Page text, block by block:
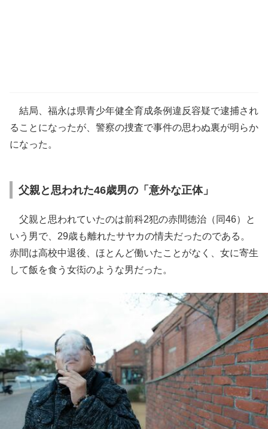
結局、福永は県青少年健全育成条例違反容疑で逮捕され
ることになったが、警察の捜査で事件の思わぬ裏が明らか
になった。
父親と思われた46歳男の「意外な正体」
父親と思われていたのは前科2犯の赤間徳治（同46）と
いう男で、29歳も離れたサヤカの情夫だったのである。
赤間は高校中退後、ほとんど働いたことがなく、女に寄生
して飯を食う女衒のような男だった。